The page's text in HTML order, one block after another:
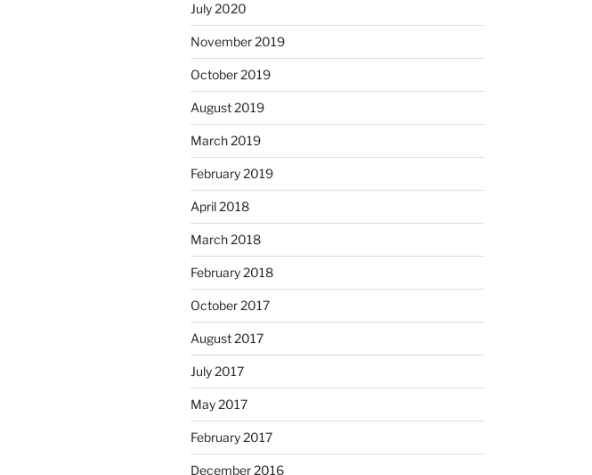
July 2020
November 2019
October 2019
August 2019
March 2019
February 2019
April 2018
March 2018
February 2018
October 2017
August 2017
July 2017
May 2017
February 2017
December 2016